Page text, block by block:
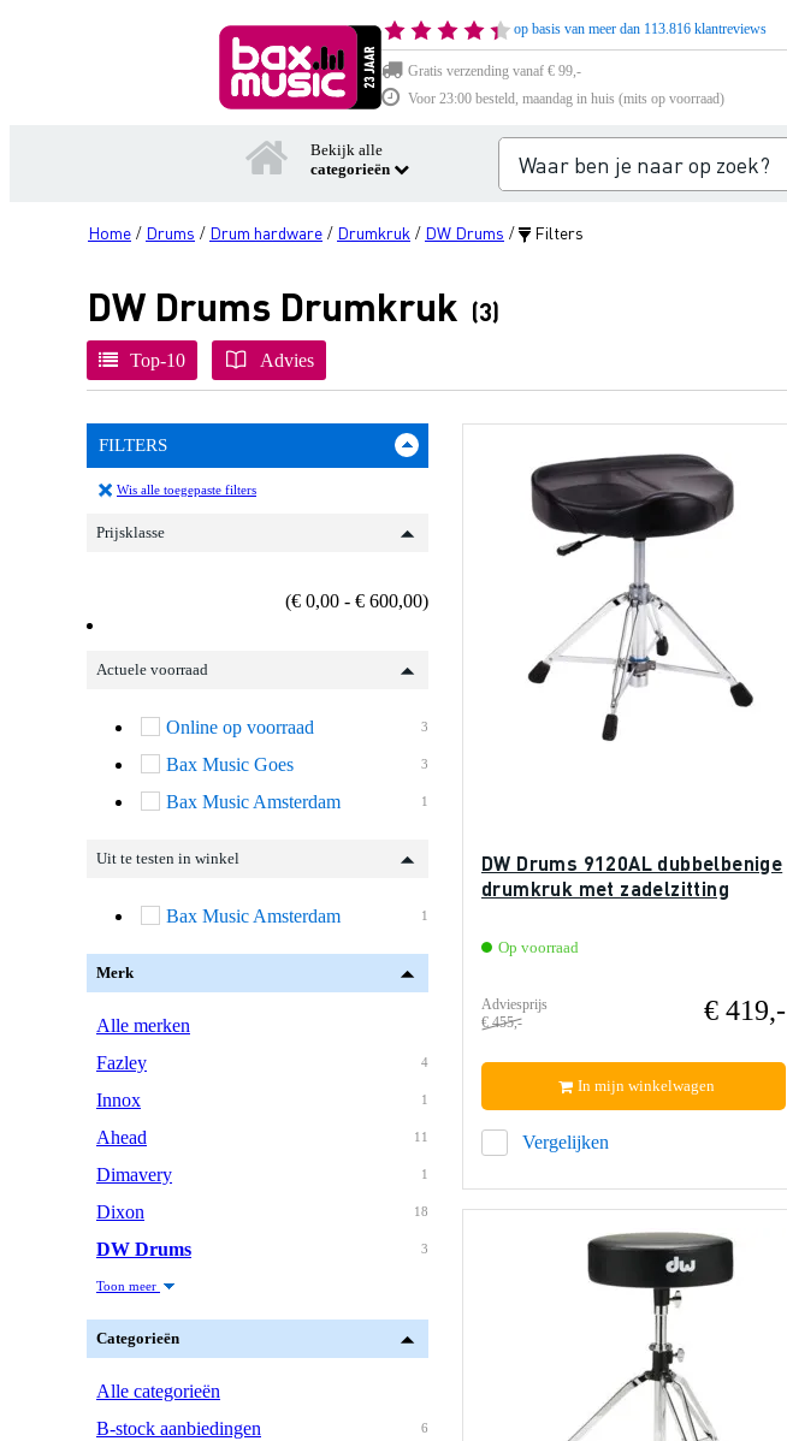
op basis van meer dan 113.816 klantreviews
Gratis verzending vanaf € 99,-
Voor 23:00 besteld, maandag in huis (mits op voorraad)
Bekijk alle
categorieën
Home / Drums / Drum hardware / Drumkruk / DW Drums / Filters
DW Drums Drumkruk (3)
Top-10 Advies
FILTERS
Wis alle toegepaste filters
Prijsklasse
(€ 0,00 - € 600,00)
Actuele voorraad
3
Online op voorraad
3
Bax Music Goes
1
Bax Music Amsterdam
Uit te testen in winkel
1
Bax Music Amsterdam
Merk
Alle merken
4
Fazley
1
Innox
11
Ahead
1
Dimavery
18
Dixon
3
DW Drums
Toon meer
Categorieën
Alle categorieën
6
B-stock aanbiedingen
DW Drums 9120AL dubbelbenige
drumkruk met zadelzitting
Op voorraad
Adviesprijs
€ 455,-
€ 419,-
Vergelijken
In mijn winkelwagen